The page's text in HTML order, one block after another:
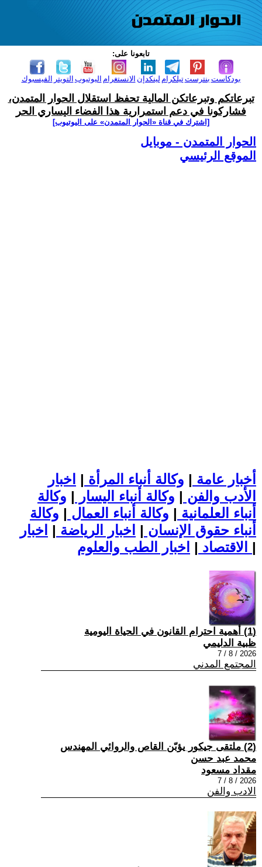
تابعونا على:
الفيسبوك التويتر اليوتيوب الانستغرام لينكدإن تيلكرامبنترست بودكاست
تبرعاتكم وتبرعاتكن المالية تحفظ استقلال الحوار المتمدن،
فشاركونا في دعم استمرارية هذا الفضاء اليساري الحر
[اشترك في قناة ‫«الحوار المتمدن» على اليوتيوب]
الحوار المتمدن - موبايل
الموقع الرئيسي
أخبار عامة | وكالة أنباء المرأة | اخبار
الأدب والفن | وكالة أنباء اليسار | وكالة
أنباء العلمانية | وكالة أنباء العمال | وكالة
أنباء حقوق الإنسان | اخبار الرياضة | اخبار
الاقتصاد | |
(1) أهمية احترام القانون في الحياة اليومية
ظبية الدليمي
2026 / 8 / 7
المجتمع المدني
(2) ملتقى جيكور يؤبّن القاص والروائي المهندس
محمد عبد حسن
مقداد مسعود
2026 / 8 / 7
الادب والفن